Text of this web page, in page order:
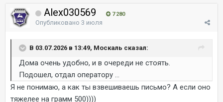
Alex030569 7 280
Опубликовано 3 июля
В 03.07.2026 в 13:49, Москаль сказал:
Дома очень удобно, и в очереди не стоять.
Подошел, отдал оператору ...
Я не понимаю, а как ты взвешиваешь письмо? А если оно
тяжелее на грамм 500))))